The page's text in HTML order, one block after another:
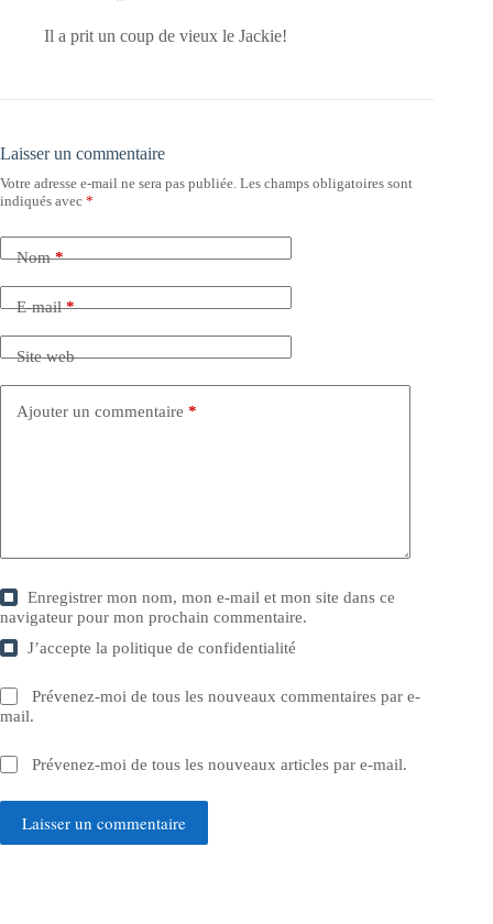
Il a prit un coup de vieux le Jackie!
Laisser un commentaire
Votre adresse e-mail ne sera pas publiée. Les champs obligatoires sont
indiqués avec *
Nom*
E-mail*
Site web
Ajouter un commentaire *
Enregistrer mon nom, mon e-mail et mon site dans ce
navigateur pour mon prochain commentaire.
J’accepte lapolitique de confidentialité
Prévenez-moi de tous les nouveaux commentaires par e-
mail.
Prévenez-moi de tous les nouveaux articles par e-mail.
Laisser un commentaire